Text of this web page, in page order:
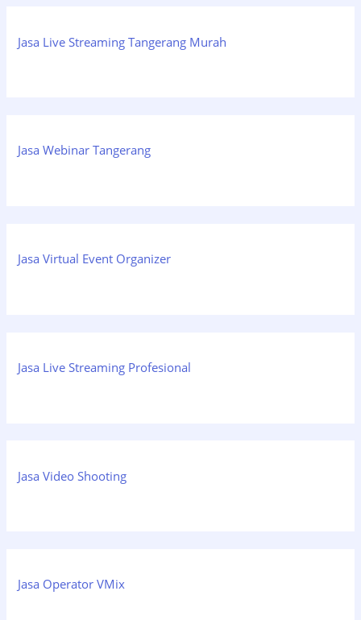
Jasa Live Streaming Tangerang Murah
Jasa Webinar Tangerang
Jasa Virtual Event Organizer
Jasa Live Streaming Profesional
Jasa Video Shooting
Jasa Operator VMix